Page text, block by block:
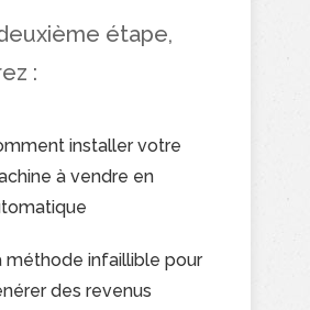
étape,
:
installer votre
à vendre en
méthode infaillible pour
des revenus